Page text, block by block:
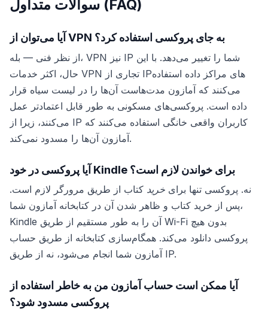
سوالات متداول (FAQ)
آیا می‌توان از VPN به جای پروکسی استفاده کرد؟
از نظر فنی — بله، VPN نیز IP شما را تغییر می‌دهد. با این
حال، اکثر خدمات VPN تجاری از IPهای مراکز داده استفاده
می‌کنند که آمازون مدت‌هاست آن‌ها را در لیست سیاه قرار
داده است. پروکسی‌های مسکونی به طور قابل اعتمادتر عمل
می‌کنند، زیرا از IP کاربران واقعی خانگی استفاده می‌کنند که
آمازون آن‌ها را مسدود نمی‌کند.
آیا پروکسی در خود Kindle برای خواندن لازم است؟
نه. پروکسی تنها برای خرید کتاب از طریق مرورگر لازم است.
پس از خرید کتاب و ظاهر شدن آن در کتابخانه آمازون شما،
Kindle آن را به طور مستقیم از طریق Wi-Fi بدون هیچ
پروکسی دانلود می‌کند. همگام‌سازی کتابخانه از طریق حساب
آمازون شما انجام می‌شود، نه از طریق IP.
آیا ممکن است حساب آمازون من به خاطر استفاده از
پروکسی مسدود شود؟